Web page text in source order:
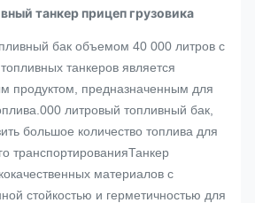
танкер прицеп грузовика
бак объемом 40 000 литров с
танкеров является
продуктом, предназначенным для
литровый топливный бак,
большое количество топлива для
транспортированияТанкер
материалов с
стойкостью и герметичностью для